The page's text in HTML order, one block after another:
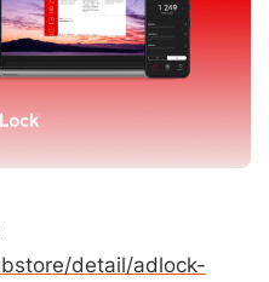
detail/adlock-